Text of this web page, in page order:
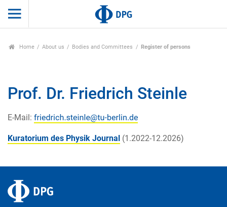
Home About us Bodies and Committees Register of persons
Prof. Dr. Friedrich Steinle
E-Mail:
Kuratorium des Physik Journal (1.2022-12.2026)